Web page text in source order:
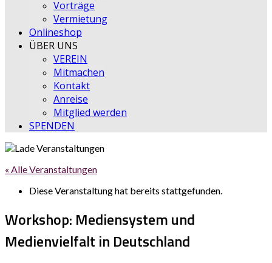
Vorträge
Vermietung
Onlineshop
ÜBER UNS
VEREIN
Mitmachen
Kontakt
Anreise
Mitglied werden
SPENDEN
« Alle Veranstaltungen
Diese Veranstaltung hat bereits stattgefunden.
Workshop: Mediensystem und
Medienvielfalt in Deutschland